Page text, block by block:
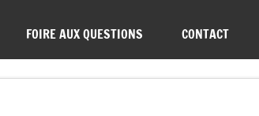
FOIRE AUX QUESTIONS CONTACT